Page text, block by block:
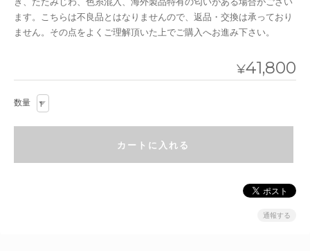
ます。こちらは不良品とはなりませんので、返品・交換は承っており
ません。その点をよくご理解頂いた上でご購入へお進み下さい。
¥41,800
数量
通報する